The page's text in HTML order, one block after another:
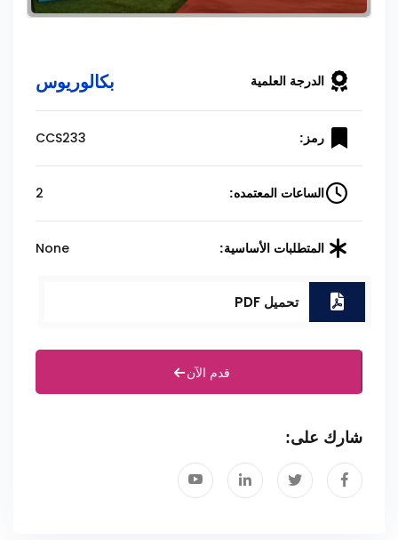
الدرجة العلمية بكالوريوس
رمز: CCS233
الساعات المعتمده: 2
المتطلبات الأساسية: None
تحميل PDF
قدم الآن
شارك على: